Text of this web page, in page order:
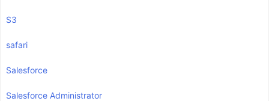
S3
safari
Salesforce
Salesforce Administrator